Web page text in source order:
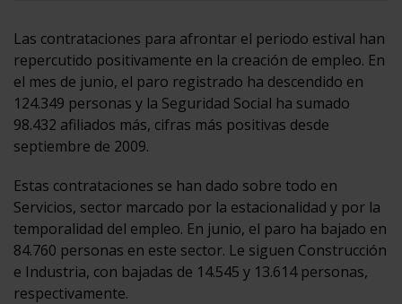
Las contrataciones para afrontar el periodo estival han
repercutido positivamente en la creación de empleo. En
el mes de junio, el paro registrado ha descendido en
124.349 personas y la Seguridad Social ha sumado
98.432 afiliados más, cifras más positivas desde
septiembre de 2009.
Estas contrataciones se han dado sobre todo en
Servicios, sector marcado por la estacionalidad y por la
temporalidad del empleo. En junio, el paro ha bajado en
84.760 personas en este sector. Le siguen Construcción
e Industria, con bajadas de 14.545 y 13.614 personas,
respectivamente.